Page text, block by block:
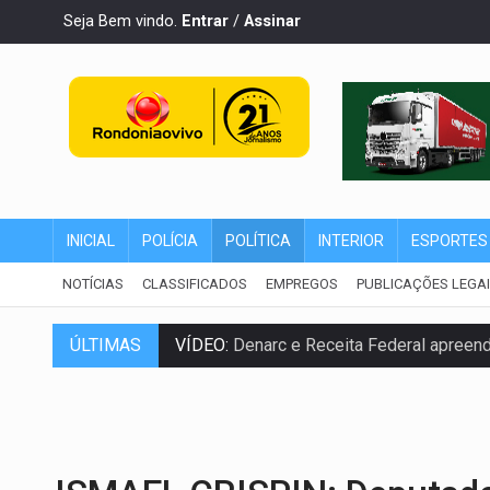
Seja Bem vindo. Entrar / Assinar
INICIAL POLÍCIA POLÍTICA INTERIOR ESPORTES
NOTÍCIAS CLASSIFICADOS EMPREGOS PUBLICAÇÕES
ÚLTIMAS VÍDEO: Denarc e Receita Federal
VÍDEO:Três são presos após furto de